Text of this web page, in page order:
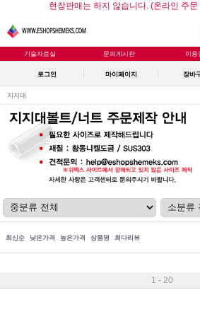
현장판매는 하지 않습니다. (온라인 주
기술자료실 문의게시판 이용
로그인 마이페이지 장바
지지대
최신순 낮은가격 높은가격 상품명 최다리뷰
1 - 20